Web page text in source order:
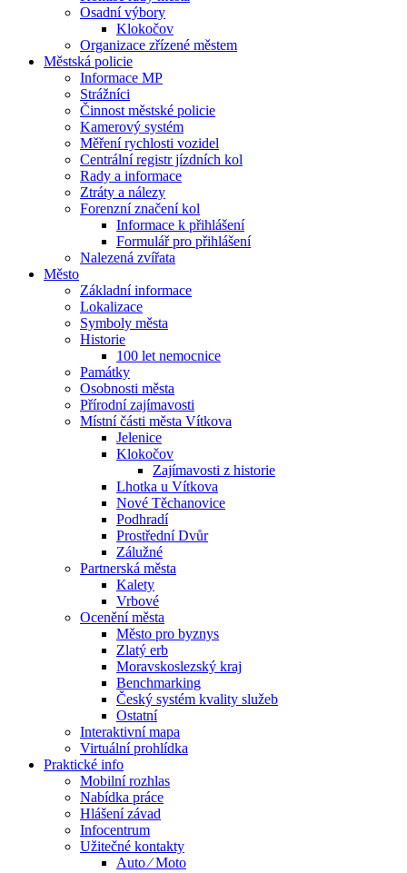
Osadní výbory
Klokočov
Organizace zřízené městem
Městská policie
Informace MP
Strážníci
Činnost městské policie
Kamerový systém
Měření rychlosti vozidel
Centrální registr jízdních kol
Rady a informace
Ztráty a nálezy
Forenzní značení kol
Informace k přihlášení
Formulář pro přihlášení
Nalezená zvířata
Město
Základní informace
Lokalizace
Symboly města
Historie
100 let nemocnice
Památky
Osobnosti města
Přírodní zajímavosti
Místní části města Vítkova
Jelenice
Klokočov
Zajímavosti z historie
Lhotka u Vítkova
Nové Těchanovice
Podhradí
Prostřední Dvůr
Zálužné
Partnerská města
Kalety
Vrbové
Ocenění města
Město pro byznys
Zlatý erb
Moravskoslezský kraj
Benchmarking
Český systém kvality služeb
Ostatní
Interaktivní mapa
Virtuální prohlídka
Praktické info
Mobilní rozhlas
Nabídka práce
Hlášení závad
Infocentrum
Užitečné kontakty
Auto ⁄ Moto